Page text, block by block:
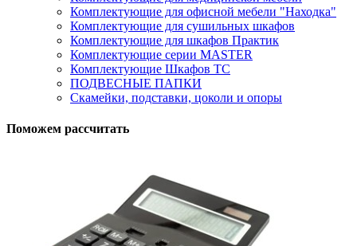
Комплектующие для офисной мебели "Находка"
Комплектующие для сушильных шкафов
Комплектующие для шкафов Практик
Комплектующие серии MASTER
Комплектующие Шкафов ТС
ПОДВЕСНЫЕ ПАПКИ
Скамейки, подставки, цоколи и опоры
Поможем рассчитать